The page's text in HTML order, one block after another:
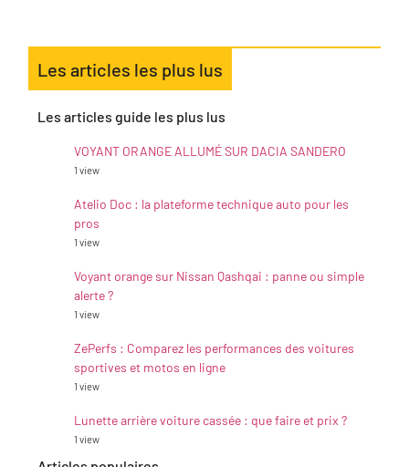
Les articles les plus lus
Les articles guide les plus lus
VOYANT ORANGE ALLUMÉ SUR DACIA SANDERO
1 view
Atelio Doc : la plateforme technique auto pour les
pros
1 view
Voyant orange sur Nissan Qashqai : panne ou simple
alerte ?
1 view
ZePerfs : Comparez les performances des voitures
sportives et motos en ligne
1 view
Lunette arrière voiture cassée : que faire et prix ?
1 view